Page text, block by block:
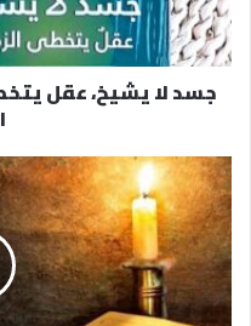
ك
ت
ر
جسد لا يشيخ، عقل